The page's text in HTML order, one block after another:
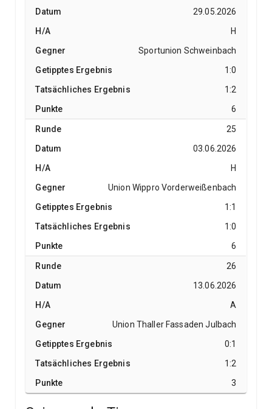
29.05.2026
H
Sportunion Schweinbach
1:0
1:2
6
25
03.06.2026
H
Union Wippro Vorderweißenbach
1:1
1:0
6
26
13.06.2026
A
Union Thaller Fassaden Julbach
0:1
1:2
3